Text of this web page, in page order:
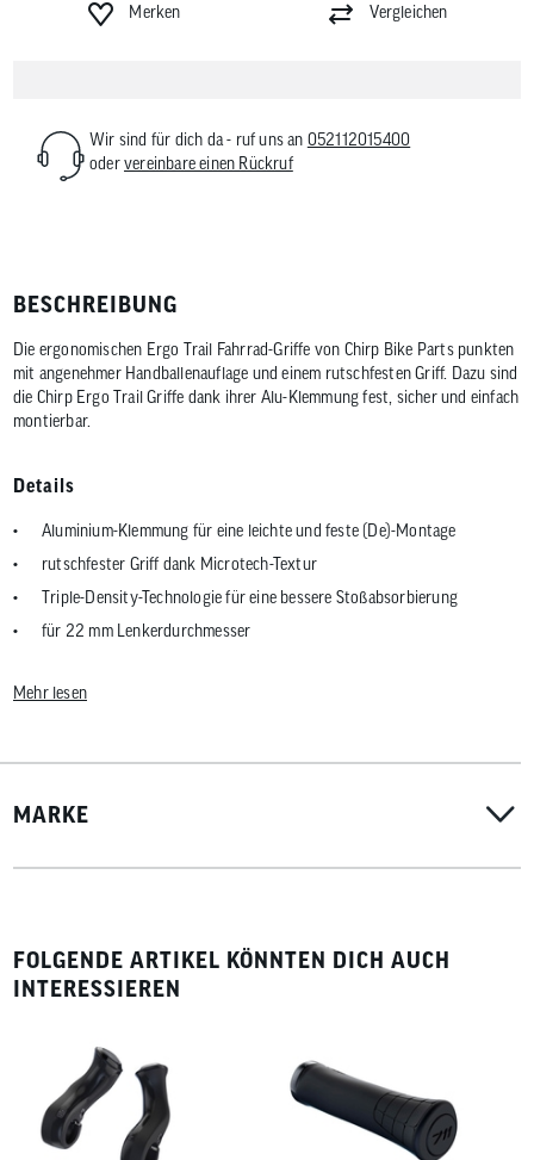
Merken Vergleichen
Wir sind für dich da - ruf uns an 052112015400
odervereinbare einen Rückruf
BESCHREIBUNG
Die ergonomischen Ergo Trail Fahrrad-Griffe von Chirp Bike Parts punkten
mit angenehmer Handballenauflage und einem rutschfesten Griff. Dazu sind
die Chirp Ergo Trail Griffe dank ihrer Alu-Klemmung fest, sicher und einfach
montierbar.
Details
Aluminium-Klemmung für eine leichte und feste (De)-Montage
rutschfester Griff dank Microtech-Textur
Triple-Density-Technologie für eine bessere Stoßabsorbierung
für 22 mm Lenkerdurchmesser
Mehr lesen
MARKE
FOLGENDE ARTIKEL KÖNNTEN DICH AUCH
INTERESSIEREN